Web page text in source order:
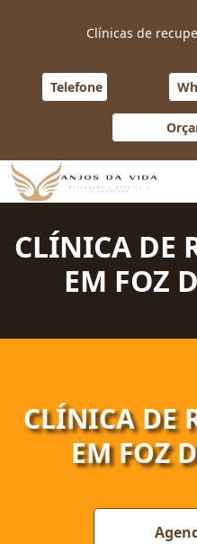
Clínicas de
Telefone
Clínicas de recuperação e
CLÍNICA DE
EM FOZ
CLÍNICA DE
EM FOZ